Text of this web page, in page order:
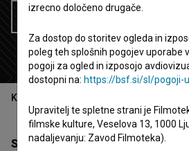
Želim si ogledati ta film
Kazalo
Sinopsis
izrecno določeno drugače.
Za dostop do storitev ogleda in
poleg teh splošnih pogojev uporabe
pogoji za ogled in izposojo
dostopni na: https://bsf.si/sl/pogoji-
Upravitelj te spletne strani je
filmske kulture, Veselova 13, 1000
nadaljevanju: Zavod Filmoteka).